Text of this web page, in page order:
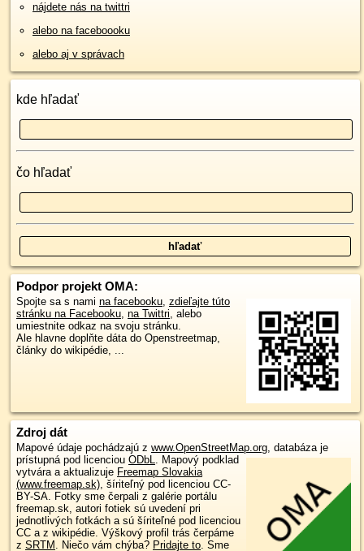
nájdete nás na twittri
alebo na faceboooku
alebo aj v správach
kde hľadať
čo hľadať
Podpor projekt OMA:
Spojte sa s nami na facebooku, zdieľajte túto
stránku na Facebooku, na Twittri, alebo
umiestnite odkaz na svoju stránku.
Ale hlavne doplňte dáta do Openstreetmap,
články do wikipédie, ...
Zdroj dát
Mapové údaje pochádzajú z www.OpenStreetMap.org, databáza je
prístupná pod licenciou ODbL. Mapový podklad
vytvára a aktualizuje Freemap Slovakia
(www.freemap.sk), šíriteľný pod licenciou CC-
BY-SA. Fotky sme čerpali z galérie portálu
freemap.sk, autori fotiek sú uvedení pri
jednotlivých fotkách a sú šíriteľné pod licenciou
CC a z wikipédie. Výškový profil trás čerpáme
z SRTM . Niečo vám chýba? Pridajte to. Sme